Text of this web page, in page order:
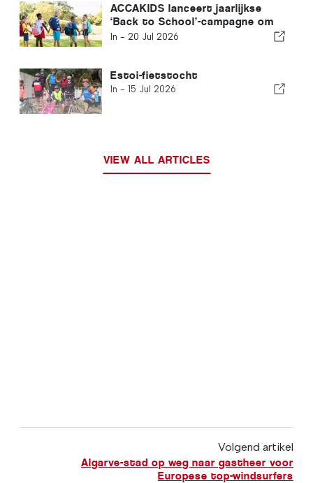
ACCAKIDS lanceert jaarlijkse
‘Back to School’-campagne om
elk kind een eerlijke start te
In - 20 Jul 2026
Estoi-fietstocht
In - 15 Jul 2026
VIEW ALL ARTICLES
Volgend artikel
Algarve-stad op weg naar gastheer voor
Europese top-windsurfers